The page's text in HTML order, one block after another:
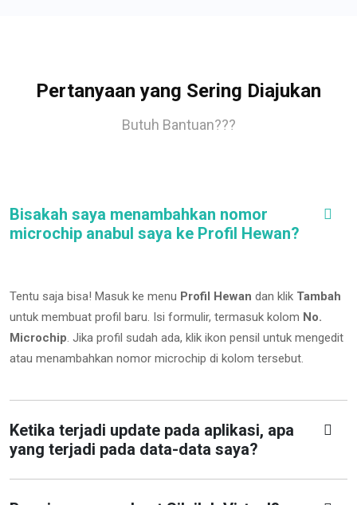
Pertanyaan yang Sering Diajukan
Butuh Bantuan???
Bisakah saya menambahkan nomor
microchip anabul saya ke Profil Hewan?
Tentu saja bisa! Masuk ke menu Profil Hewan dan klik Tambah
untuk membuat profil baru. Isi formulir, termasuk kolom No.
Microchip. Jika profil sudah ada, klik ikon pensil untuk mengedit
atau menambahkan nomor microchip di kolom tersebut.
Ketika terjadi update pada aplikasi, apa
yang terjadi pada data-data saya?